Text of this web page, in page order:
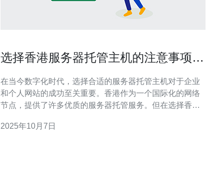
选择香港服务器托管主机的注意事项与
在当今数字化时代，选择合适的服务器托管主机对于企业
和个人网站的成功至关重要。香港作为一个国际化的网络
节点，提供了许多优质的服务器托管服务。但在选择香港
文将为您提供详细的步骤和指南，帮助您做出明智的决
2025年10月7日